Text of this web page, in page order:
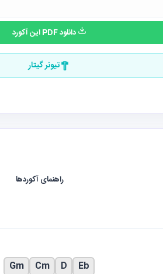
دانلود PDF این آکورد
تیونر گیتار
راهنمای آکوردها
Eb
D
Cm
Gm